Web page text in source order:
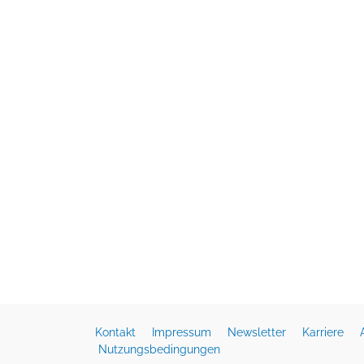
Kontakt Impressum Newsletter Karriere
Nutzungsbedingungen